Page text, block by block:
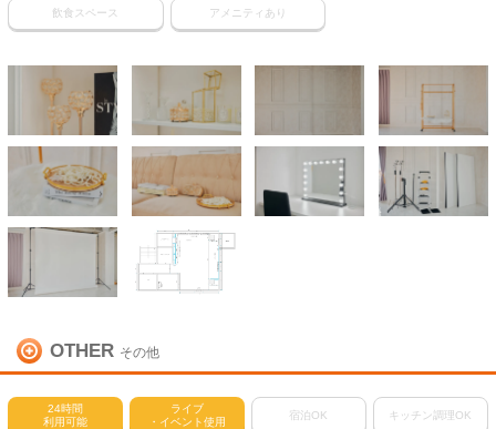
飲食スペース アメニティあり
OTHER その他
24時間
利用可能
ライブ
・イベント使用
宿泊OK キッチン調理OK